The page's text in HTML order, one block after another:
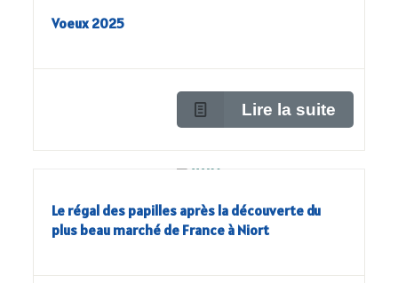
Voeux 2025
Lire la suite
Le régal des papilles après la découverte du
plus beau marché de France à Niort